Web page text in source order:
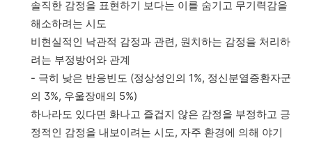
솔직한 감정을 표현하기 보다는 이를 숨기고 무기력감을
해소하려는 시도
비현실적인 낙관적 감정과 관련, 원치하는 감정을 처리하
려는 부정방어와 관계
- 극히 낮은 반응빈도 (정상성인의 1%, 정신분열증환자군
의 3%, 우울장애의 5%)
하나라도 있다면 화나고 즐겁지 않은 감정을 부정하고 긍
정적인 감정을 내보이려는 시도, 자주 환경에 의해 야기